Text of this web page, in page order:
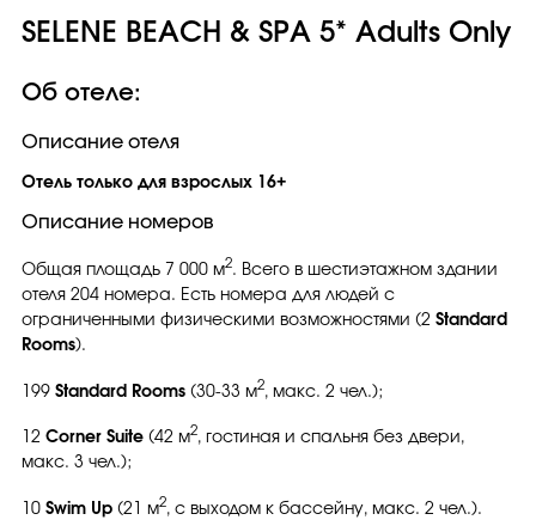
SELENE BEACH & SPA 5* Adults Only
Об отеле:
Описание отеля
Отель только для взрослых 16+
Описание номеров
Общая площадь 7 000 м2. Всего в шестиэтажном здании
отеля 204 номера. Есть номера для людей с
ограниченными физическими возможностями (2 Standard
Rooms).
199 Standard Rooms (30-33 м2, макс. 2 чел.);
12 Corner Suite (42 м2, гостиная и спальня без двери,
макс. 3 чел.);
10 Swim Up (21 м2, с выходом к бассейну, макс. 2 чел.).